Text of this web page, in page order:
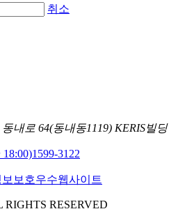
취소
내로 64(동내동1119) KERIS빌딩
1599-3122
RESERVED